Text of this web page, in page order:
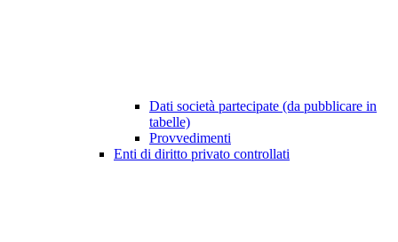
Dati società partecipate (da pubblicare in
tabelle)
Provvedimenti
Enti di diritto privato controllati